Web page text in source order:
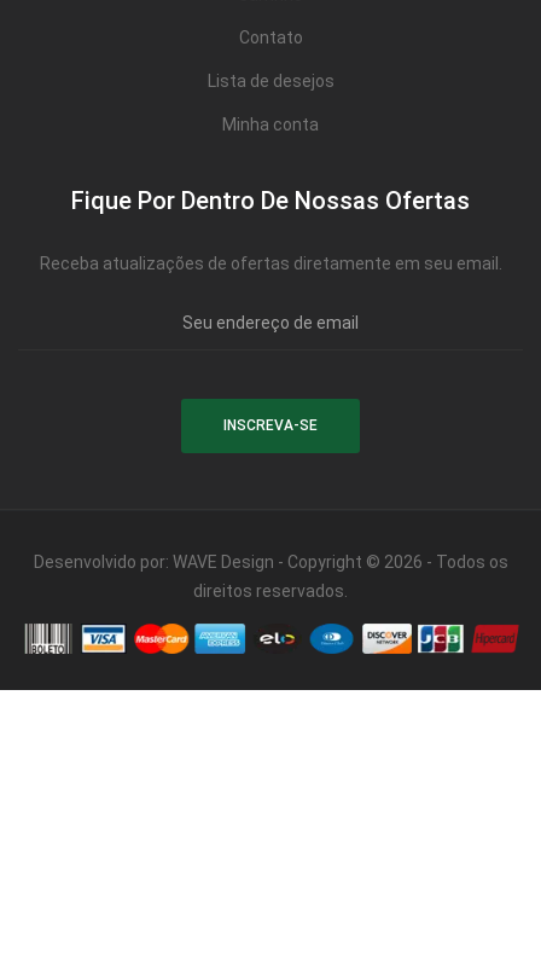
Contato
Lista de desejos
Minha conta
Fique Por Dentro De Nossas Ofertas
Receba atualizações de ofertas diretamente em seu email.
Desenvolvido por: WAVE Design - Copyright © 2026 - Todos os
direitos reservados.